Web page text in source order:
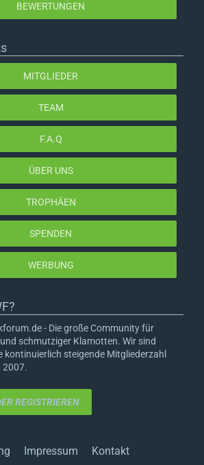
BEWERTUNGEN
MITGLIEDER
TEAM
F.A.Q
ÜBER UNS
TROPHÄEN
SPENDEN
WERBUNG
- Die große Community für
schmutziger Klamotten. Wir sind
kontinuierlich steigende Mitgliederzahl
2007.
REGISTRIEREN
Impressum Kontakt